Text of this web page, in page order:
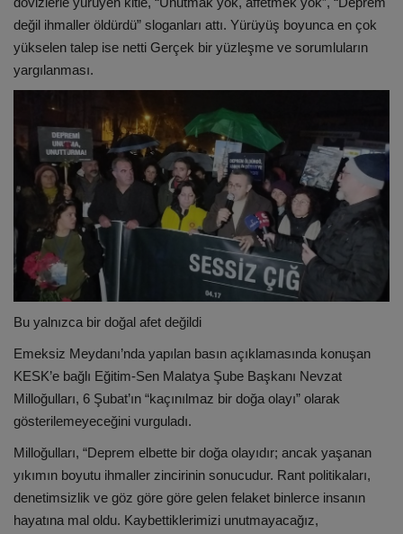
değil ihmaller öldürdü” sloganları attı. Yürüyüş boyunca en çok
yükselen talep ise netti Gerçek bir yüzleşme ve sorumluların
yargılanması.
Bu yalnızca bir doğal afet değildi
Emeksiz Meydanı’nda yapılan basın açıklamasında konuşan
KESK’e bağlı Eğitim-Sen Malatya Şube Başkanı Nevzat
Milloğulları, 6 Şubat’ın “kaçınılmaz bir doğa olayı” olarak
gösterilemeyeceğini vurguladı.
Milloğulları, “Deprem elbette bir doğa olayıdır; ancak yaşanan
yıkımın boyutu ihmaller zincirinin sonucudur. Rant politikaları,
denetimsizlik ve göz göre göre gelen felaket binlerce insanın
hayatına mal oldu. Kaybettiklerimizi unutmayacağız,